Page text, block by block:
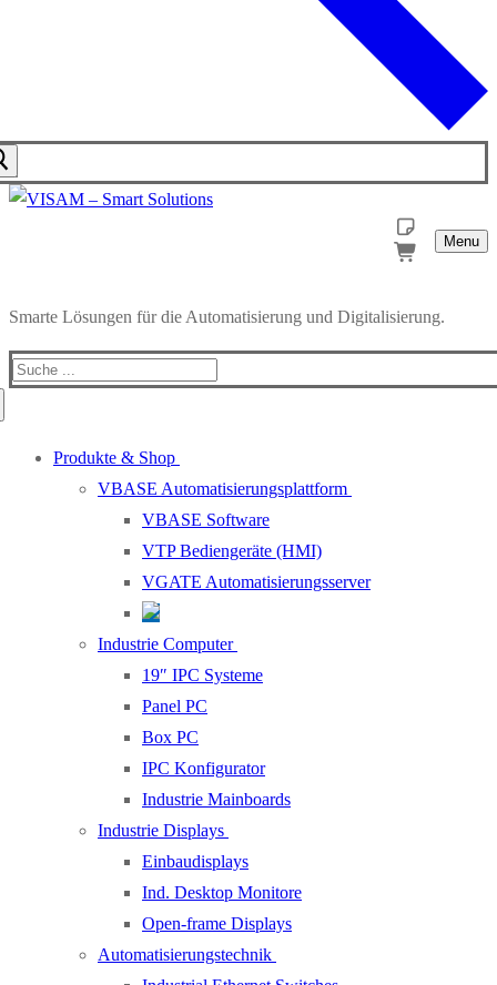
Menu
Smarte Lösungen für die Automatisierung und Digitalisierung.
Produkte & Shop
VBASE Automatisierungsplattform
VBASE Software
VTP Bediengeräte (HMI)
VGATE Automatisierungsserver
Industrie Computer
19″ IPC Systeme
Panel PC
Box PC
IPC Konfigurator
Industrie Mainboards
Industrie Displays
Einbaudisplays
Ind. Desktop Monitore
Open-frame Displays
Automatisierungstechnik